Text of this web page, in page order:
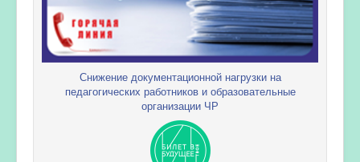
Снижение документационной нагрузки на
педагогических работников и образовательные
организации ЧР